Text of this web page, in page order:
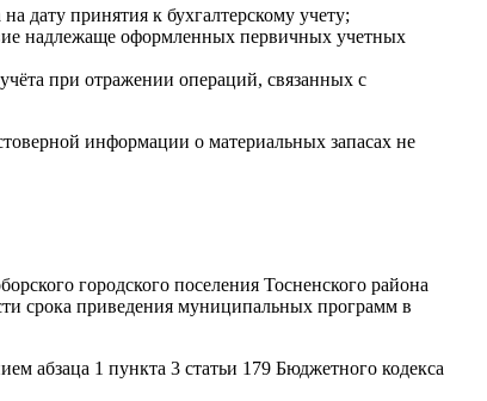
дату принятия к бухгалтерскому учету;
надлежаще оформленных первичных учетных
при отражении операций, связанных с
информации о материальных запасах не
городского поселения Тосненского района
срока приведения муниципальных программ в
абзаца 1 пункта 3 статьи 179 Бюджетного кодекса